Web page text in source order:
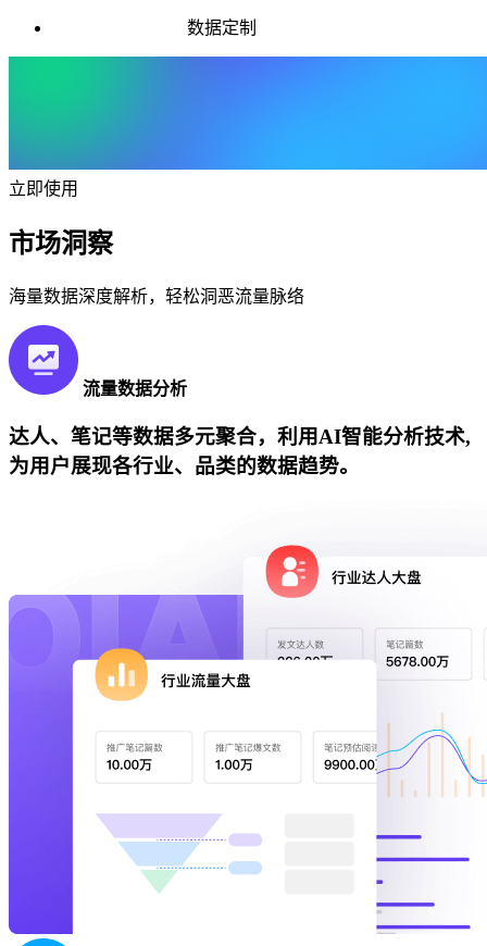
数据定制
立即使用
市场洞察
海量数据深度解析，轻松洞恶流量脉络
流量数据分析
达人、笔记等数据多元聚合，利用AI智能分析技术,
为用户展现各行业、品类的数据趋势。